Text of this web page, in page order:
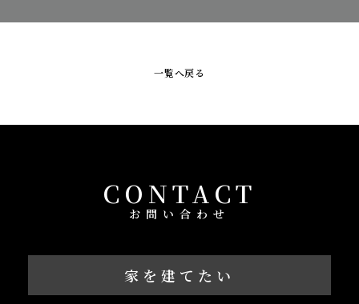
一覧へ戻る
CONTACT
お問い合わせ
家を建てたい